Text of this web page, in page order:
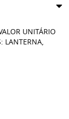
UNITÁRIO
LANTERNA,